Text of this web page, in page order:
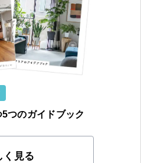
5つのガイドブック
く見る